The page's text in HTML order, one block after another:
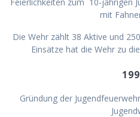
mit
Die Wehr zählt 38 Aktive und
Einsätze hat die Wehr zu
Gründung der